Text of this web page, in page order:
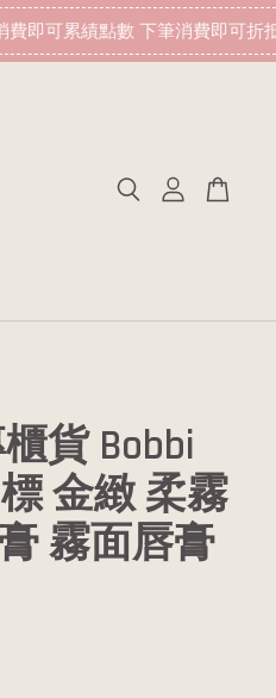
可累績點數 下筆消費即可折抵
貨 Bobbi
金緻 柔霧
霧面唇膏